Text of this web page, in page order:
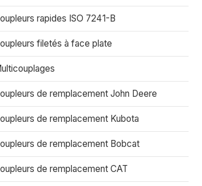
rapides ISO 7241-B
filetés à face plate
de remplacement John Deere
de remplacement Kubota
de remplacement Bobcat
de remplacement CAT